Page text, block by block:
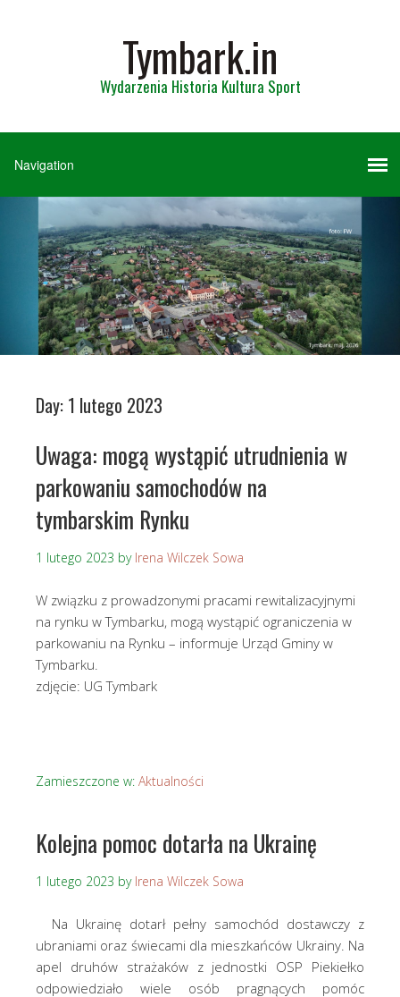
Tymbark.in
Wydarzenia Historia Kultura Sport
Day: 1 lutego 2023
Uwaga: mogą wystąpić utrudnienia w
parkowaniu samochodów na
tymbarskim Rynku
1 lutego 2023 by Irena Wilczek Sowa
W związku z prowadzonymi pracami rewitalizacyjnymi
na rynku w Tymbarku, mogą wystąpić ograniczenia w
parkowaniu na Rynku – informuje Urząd Gminy w
Tymbarku.
zdjęcie: UG Tymbark
Zamieszczone w: Aktualności
Kolejna pomoc dotarła na Ukrainę
1 lutego 2023 by Irena Wilczek Sowa
Na Ukrainę dotarł pełny samochód dostawczy z
ubraniami oraz świecami dla mieszkańców Ukrainy. Na
apel druhów strażaków z jednostki OSP Piekiełko
odpowiedziało wiele osób pragnących pomóc